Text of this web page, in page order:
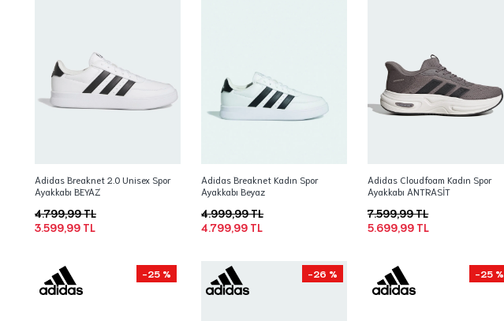
Adidas Breaknet 2.0 Unisex Spor
Ayakkabı BEYAZ
3.599,99 TL
4.799,99 TL
Adidas Breaknet Kadın Spor
Ayakkabı Beyaz
4.799,99 TL
4.999,99 TL
Adidas Cloudfoam Kadın Spor
Ayakkabı ANTRASİT
5.699,99 TL
7.599,99 TL
-25 % -26 % -25 %